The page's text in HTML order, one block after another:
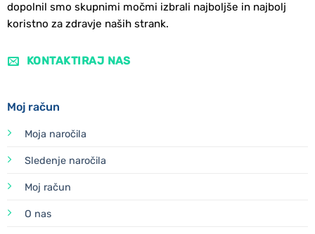
dopolnil smo skupnimi močmi izbrali najboljše in najbolj
koristno za zdravje naših strank.
KONTAKTIRAJ NAS
Moj račun
Moja naročila
Sledenje naročila
Moj račun
O nas